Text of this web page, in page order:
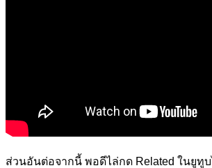
ส่วนอันต่อจากนี้ พอดีไล่กด Related ในยูทูบ